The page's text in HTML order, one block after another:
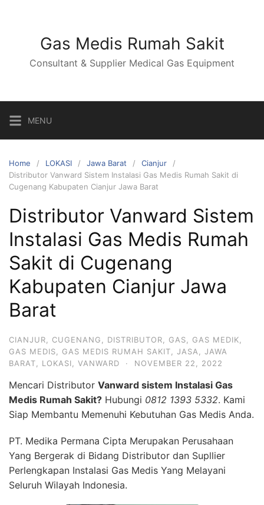
Gas Medis Rumah Sakit
Consultant & Supplier Medical Gas Equipment
MENU
Home LOKASI Jawa Barat
Cianjur
Distributor Vanward Sistem Instalasi Gas Medis Rumah Sakit di
Cugenang Kabupaten Cianjur Jawa Barat
Distributor Vanward Sistem
Instalasi Gas Medis Rumah
Sakit di Cugenang
Kabupaten Cianjur Jawa
Barat
CIANJUR CUGENANG DISTRIBUTOR GAS GAS MEDIK
GAS MEDIS
GAS MEDIS RUMAH SAKIT JASA
JAWA
BARAT
LOKASI VANWARD · NOVEMBER 22, 2022
Mencari Distributor Vanward sistem Instalasi Gas
Medis Rumah Sakit? Hubungi 0812 1393 5332. Kami
Siap Membantu Memenuhi Kebutuhan Gas Medis Anda.
PT. Medika Permana Cipta Merupakan Perusahaan
Yang Bergerak di Bidang Distributor dan Supllier
Perlengkapan Instalasi Gas Medis Yang Melayani
Seluruh Wilayah Indonesia.